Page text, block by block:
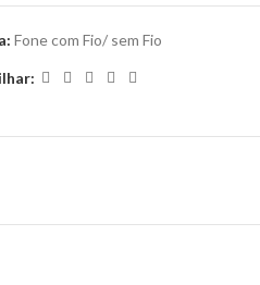
Fone com Fio/ sem Fio